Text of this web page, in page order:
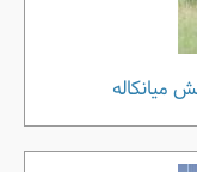
میانکاله